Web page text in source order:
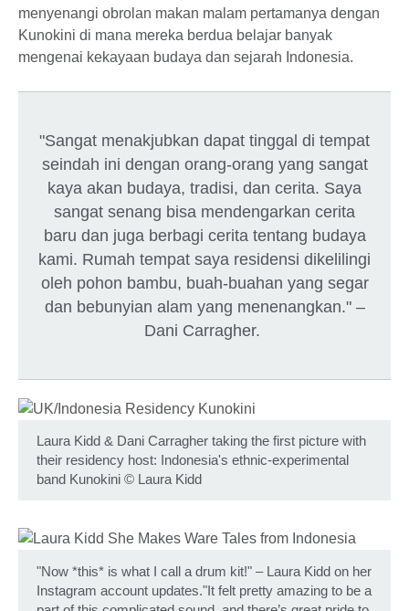
menyenangi obrolan makan malam pertamanya dengan
Kunokini di mana mereka berdua belajar banyak
mengenai kekayaan budaya dan sejarah Indonesia.
"Sangat menakjubkan dapat tinggal di tempat
seindah ini dengan orang-orang yang sangat
kaya akan budaya, tradisi, dan cerita. Saya
sangat senang bisa mendengarkan cerita
baru dan juga berbagi cerita tentang budaya
kami. Rumah tempat saya residensi dikelilingi
oleh pohon bambu, buah-buahan yang segar
dan bebunyian alam yang menenangkan." –
Dani Carragher.
Laura Kidd & Dani Carragher taking the first picture with
their residency host: Indonesia's ethnic-experimental
band Kunokini © Laura Kidd
"Now *this* is what I call a drum kit!" – Laura Kidd on her
Instagram account updates."It felt pretty amazing to be a